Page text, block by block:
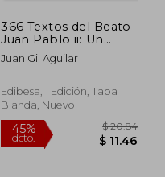
366 Textos del Beato
Juan Pablo ii: Un
Pensamiento Para
Cada día
Juan Gil Aguilar
Edibesa, 1 Edición, Tapa
Blanda, Nuevo